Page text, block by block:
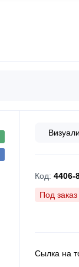
Код: 4406-
Под
Сылка на